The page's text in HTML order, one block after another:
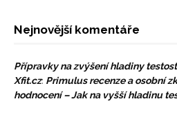
Nejnovější komentáře
Přípravky na zvýšení hladiny
Xfit.cz: Primulus recenze a osobní
hodnocení – Jak na vyšší hladinu